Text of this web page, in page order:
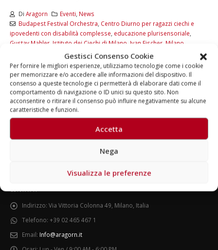
Gestisci Consenso Cookie
Per fornire le migliori esperienze, utilizziamo tecnologie come i cookie
per memorizzare e/o accedere alle informazioni del dispositivo. Il
consenso a queste tecnologie ci permetterà di elaborare dati come il
comportamento di navigazione o ID unici su questo sito. Non
acconsentire o ritirare il consenso può influire negativamente su alcune
caratteristiche e funzioni.
Accetta
Nega
Visualizza le preferenze
Di Aragorn Eventi News
Budapest Festival Orchestra Centro Diurno per ragazzi ciechi e
ipovedenti con disabilità complesse educazione plurisensoriale
Gustav Mahler Istituto dei Ciechi di Milano Ivan Fischer Milano
Patricia Kopatchinskaja
Richard Strauss Teatro alla Scala
Italiana dei Ciechi e degli Ipovedenti Onlus
violino
Commenti disabilitati
LEGGI DI PIÙ...
Fino al 29 marzo 2026 – Anziani
una campagna per rafforzare
13 dicembre 2024 – In
5 ottobre 2026 –
dintorni” per festeggiare i
anni di Fondazione TOG
Giugno 15, 2026
Indirizzo: Via Vittoria Colonna 49, Milano, Italia
Telefono: +39 02 465 467 1
Email: Info@aragorn.it